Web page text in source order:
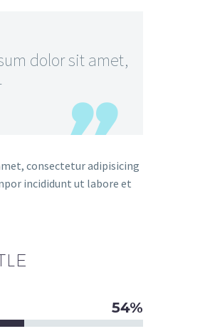
dolor sit amet,
consectetur adipisicing
incididunt ut labore et
54%